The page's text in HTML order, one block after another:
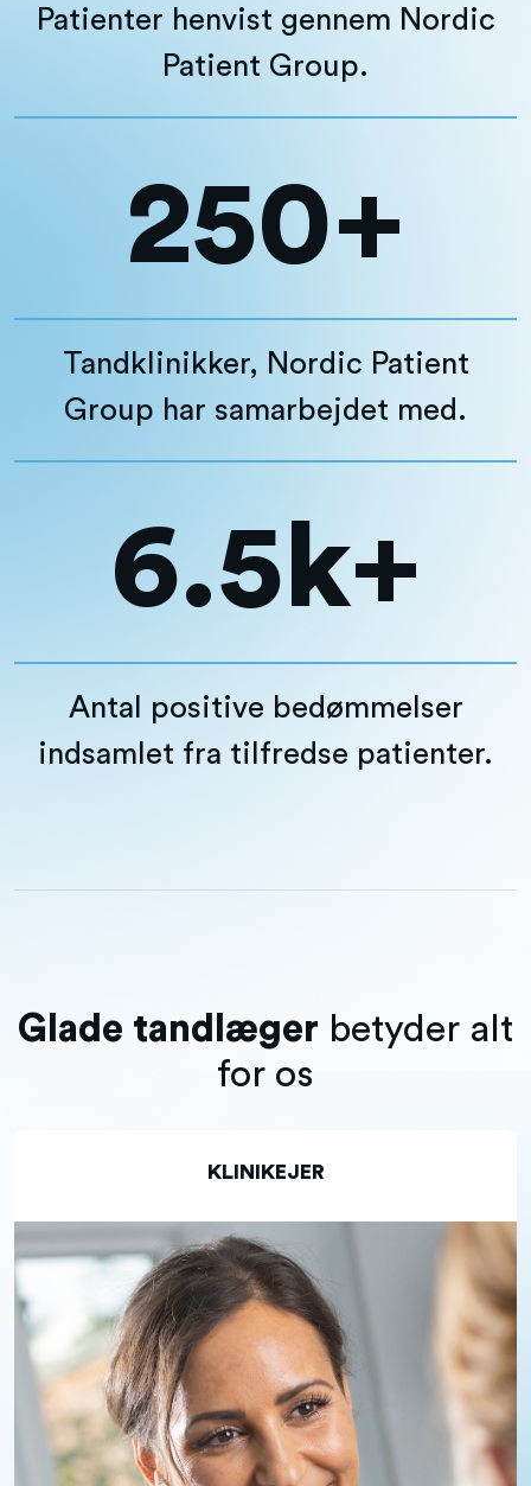
Patienter henvist gennem Nordic
Patient Group.
250+
Tandklinikker, Nordic Patient
Group har samarbejdet med.
6.5k+
Antal positive bedømmelser
indsamlet fra tilfredse patienter.
Glade tandlæger betyder alt
for os
KLINIKEJER